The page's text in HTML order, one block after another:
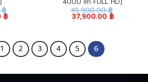
฿
฿
45,900.00฿
37,900.00 ฿
1 2 3 4 5 6